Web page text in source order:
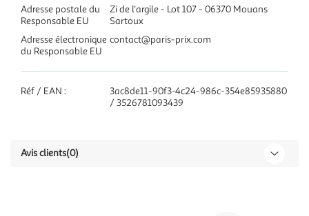
Adresse postale du
Responsable EU
Zi de l'argile - Lot 107 - 06370 Mouans
Sartoux
Adresse électronique
du Responsable EU
contact@paris-prix.com
Réf / EAN :
3ac8de11-90f3-4c24-986c-354e85935880
/ 3526781093439
Avis clients(0)